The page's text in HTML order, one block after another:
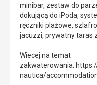
minibar, zestaw do
dokującą do iPoda,
ręczniki plażowe,
jacuzzi, prywatny taras
Wiecej na temat
zakwaterowania:
nautica/